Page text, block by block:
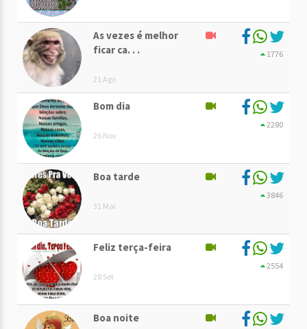
As vezes é melhor
ficar ca. . .
21 Ago
1776
Bom dia
26 Nov
2280
Boa tarde
31 Mai
3846
Feliz terça-feira
28 Set
2554
Boa noite